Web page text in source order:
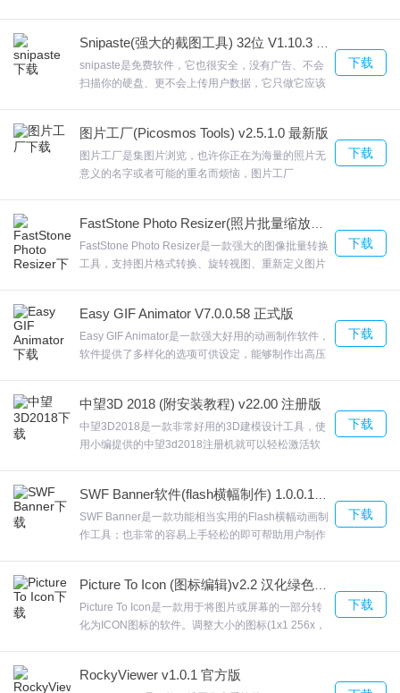
2.点击浏览选择安装位置，点击下一步
3.建议创建快捷方式，方便今后使用
JUMP PAINT更新日志
细节体验升级
已知bug修复与体验优化
优化了多项用户体验
哦，现在你能更加方便的保存自己的直播素材，欢迎
来合众软件园下载体验。
snipaste是免费软件，它也很安全，没有广告、不会
扫描你的硬盘、更不会上传用户数据，它只做它应该
版，彻底破解去广告，绿色实用。欢迎来合众软件园
下载体验。
下载
图片工厂(Picosmos Tools) v2.5.1.0 最新版
图片工厂是集图片浏览，也许你正在为海量的照片无
意义的名字或者可能的重名而烦恼，图片工厂
下照片。各大功能一览全余，图片工厂图片工厂软件
集图像浏览、拼接、图像编辑、分割、特效处理、版
面设计、格式转换等多种功能与一体，欢迎来合众软
下载
FastStone Photo Resizer是一款强大的图像批量转换
工具，支持图片格式转换、旋转视图、重新定义图片
本的编辑操作，FastStone Photo ResizerFastStone
Photo Resizer一款免费的批量图像转换、缩放软
件，欢迎来合众软件园下载体验。
下载
Easy GIF Animator V7.0.0.58 正式版
Easy GIF Animator是一款强大好用的动画制作软件，
软件提供了多样化的选项可供设定，能够制作出高压
尽量接近原动画形式的内容展示图片。可将AVI文件
转成动画GIF文件，而且还能将动画GIF图片最佳化，
欢迎来合众软件园下载体验。
下载
中望3D 2018 (附安装教程) v22.00 注册版
中望3D2018是一款非常好用的3D建模设计工具，使
用小编提供的中望3d2018注册机就可以轻松激活软
迎来合众软件园下载体验。
下载
SWF Banner是一款功能相当实用的Flash横幅动画制
作工具；也非常的容易上手轻松的即可帮助用户制作
Banner和压缩闪光输出。欢迎来合众软件园下载体
验。
下载
Picture To Icon是一款用于将图片或屏幕的一部分转
化为ICON图标的软件。调整大小的图标(1x1 256x，
库、修改图标，将图标PNG或BMP。欢迎来合众软件
下载
RockyViewer v1.0.1 官方版